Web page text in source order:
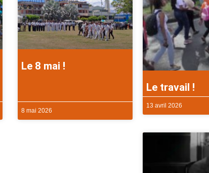
Le 8 mai !
8 mai 2026
Le travail !
13 avril 2026